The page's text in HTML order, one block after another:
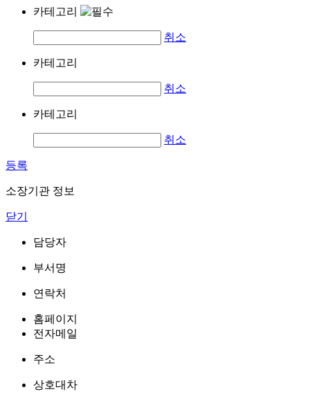
카테고리
취소
카테고리
취소
카테고리
취소
등록
소장기관 정보
닫기
담당자
부서명
연락처
홈페이지
전자메일
주소
상호대차